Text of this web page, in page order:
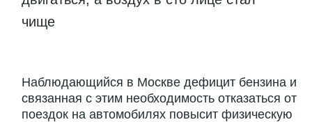
чище
Наблюдающийся в Москве дефицит бензина и
связанная с этим необходимость отказаться от
поездок на автомобилях повысит физическую